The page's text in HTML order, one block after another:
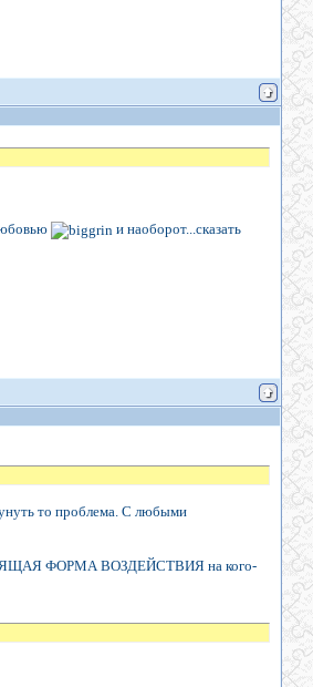
и наоборот...сказать
то проблема. С любыми
ЩАДЯЩАЯ ФОРМА ВОЗДЕЙСТВИЯ на кого-